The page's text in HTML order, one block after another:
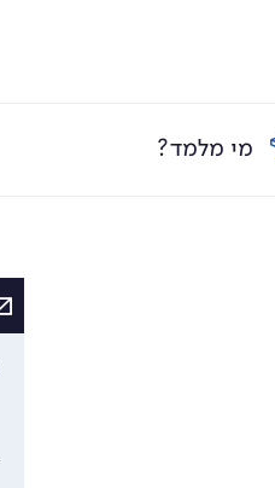
מי מלמד?